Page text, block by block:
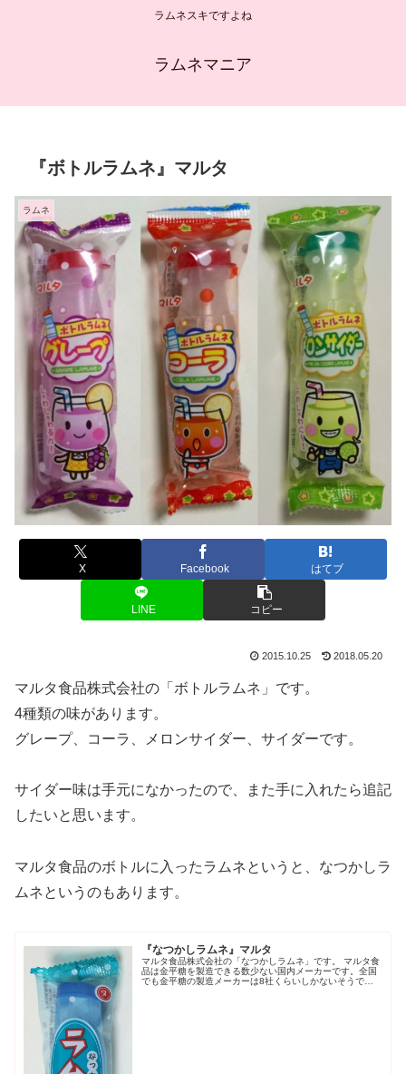
ラムネスキですよね
ラムネマニア
『ボトルラムネ』マルタ
ラムネ
X Facebook はてブ
LINE コピー
2015.10.25 2018.05.20
マルタ食品株式会社の「ボトルラムネ」です。
4種類の味があります。
グレープ、コーラ、メロンサイダー、サイダーです。
サイダー味は手元になかったので、また手に入れたら追記
したいと思います。
マルタ食品のボトルに入ったラムネというと、なつかしラ
ムネというのもあります。
『なつかしラムネ』マルタ
マルタ食品株式会社の「なつかしラムネ」です。 マルタ食
品は金平糖を製造できる数少ない国内メーカーです。全国
でも金平糖の製造メーカーは8社くらいしかないそうで